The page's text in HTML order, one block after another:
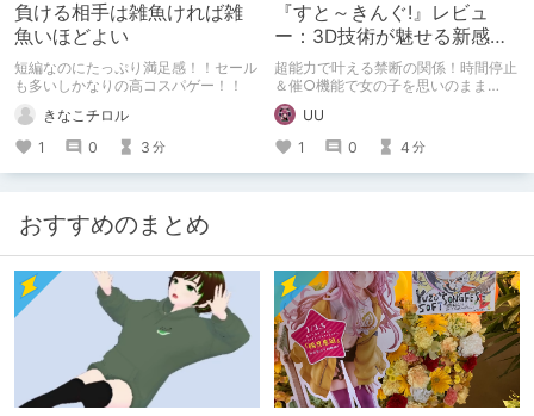
負ける相手は雑魚ければ雑
魚いほどよい
短編なのにたっぷり満足感！！セール
も多いしかなりの高コスパゲー！！
きなこチロル
1
0 3 分
『すと～きんぐ!』レビュ
ー：3D技術が魅せる新感覚
アドベンチャー
超能力で叶える禁断の関係！時間停止
＆催○機能で女の子を思いのまま
に...。アニメ調3Dグラフィックで魅せ
る新感覚エロゲーの決定版。自由度抜
群のシステムと100回は抜ける高いシ
コリティで、2024年No.1の呼び声も
高い注目作をレビュー！
UU
1
0 4 分
おすすめのまとめ